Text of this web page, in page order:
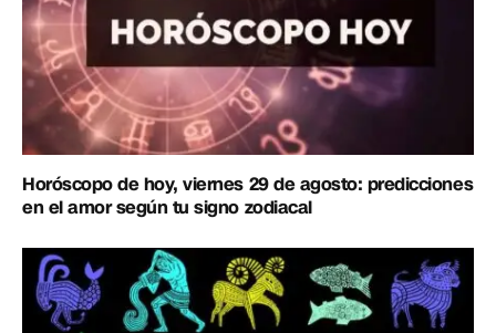
Horóscopo de hoy, viernes 29 de agosto: predicciones
en el amor según tu signo zodiacal